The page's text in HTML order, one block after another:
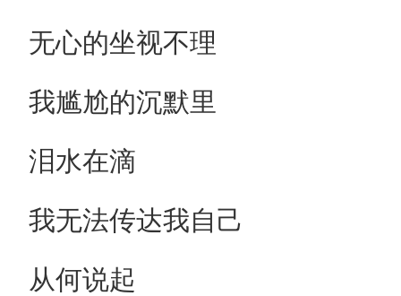
无心的坐视不理
我尴尬的沉默里
泪水在滴
我无法传达我自己
从何说起